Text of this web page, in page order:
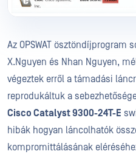
Az OPSWAT ösztöndíjprogram
X.Nguyen és Nhan Nguyen,
végeztek erről a támadási
reprodukáltuk a
Cisco Catalyst 9300-24T-E
hibák hogyan láncolhatók
kompromittálásának